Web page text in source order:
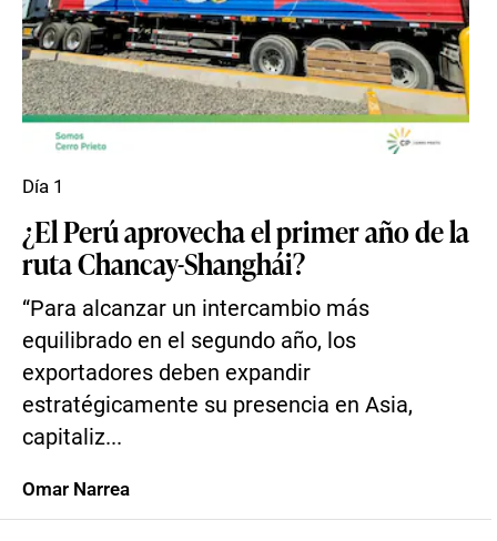
¿El Perú aprovecha el primer año de la
ruta Chancay-Shanghái?
“Para alcanzar un intercambio más
equilibrado en el segundo año, los
exportadores deben expandir
estratégicamente su presencia en Asia,
capitaliz...
Día 1
Omar Narrea